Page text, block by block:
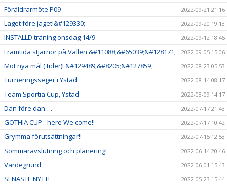
Föräldrarmöte P09 2022-09-21 21:16
Laget före jaget!&#129330; 2022-09-20 19:13
INSTÄLLD träning onsdag 14/9 2022-09-12 18:45
Framtida stjärnor på Vallen &#11088;&#65039;&#128171; 2022-09-05 15:06
Mot nya mål ( tider)! &#129489;&#8205;&#127859; 2022-08-23 05:53
Turneringsseger i Ystad. 2022-08-14 08:17
Team Sportia Cup, Ystad 2022-08-09 14:17
Dan före dan…. 2022-07-17 21:43
GOTHIA CUP - here We come!! 2022-07-17 10:42
Grymma förutsättningar!! 2022-07-15 12:53
Sommaravslutning och planering! 2022-06-14 20:46
Värdegrund 2022-06-01 15:43
SENASTE NYTT! 2022-05-23 15:44